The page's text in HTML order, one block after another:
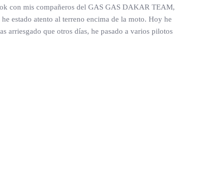
con mis compañeros del GAS GAS DAKAR TEAM,
estado atento al terreno encima de la moto. Hoy he
arriesgado que otros días, he pasado a varios pilotos